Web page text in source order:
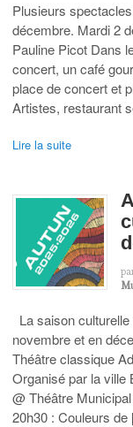
Plusieurs
décembre. Mardi 2
Pauline Picot Dans
concert, un café
place de concert et
Artistes, restaurant
Lire la suite
La saison
novembre et en
Théâtre classique
Organisé par la ville
@ Théâtre
20h30 : Couleurs